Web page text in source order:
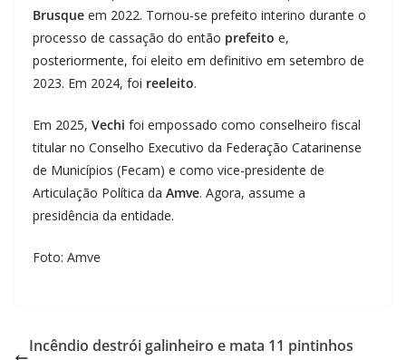
Brusque em 2022. Tornou-se prefeito interino durante o
processo de cassação do então prefeito e,
posteriormente, foi eleito em definitivo em setembro de
2023. Em 2024, foi reeleito.
Em 2025, Vechi foi empossado como conselheiro fiscal
titular no Conselho Executivo da Federação Catarinense
de Municípios (Fecam) e como vice-presidente de
Articulação Política da Amve. Agora, assume a
presidência da entidade.
Foto: Amve
Incêndio destrói galinheiro e mata 11 pintinhos